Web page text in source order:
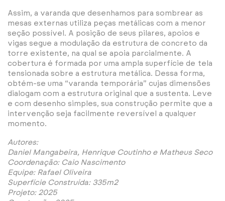
Assim, a varanda que desenhamos para sombrear as
mesas externas utiliza peças metálicas com a menor
seção possível. A posição de seus pilares, apoios e
vigas segue a modulação da estrutura de concreto da
torre existente, na qual se apoia parcialmente. A
cobertura é formada por uma ampla superfície de tela
tensionada sobre a estrutura metálica. Dessa forma,
obtém-se uma “varanda temporária” cujas dimensões
dialogam com a estrutura original que a sustenta. Leve
e com desenho simples, sua construção permite que a
intervenção seja facilmente reversível a qualquer
momento.
Autores:
Daniel Mangabeira, Henrique Coutinho e Matheus Seco
Coordenação: Caio Nascimento
Equipe: Rafael Oliveira
Superfície Construída: 335m2
Projeto: 2025